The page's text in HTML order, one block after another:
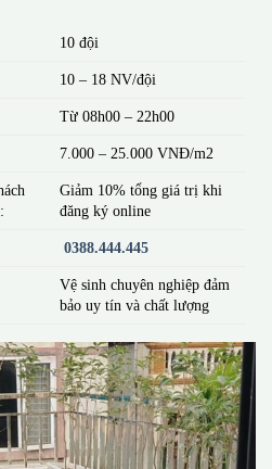
10 đội
10 – 18 NV/đội
Từ 08h00 – 22h00
7.000 – 25.000 VNĐ/m2
Giảm 10% tổng giá trị khi
đăng ký online
0388.444.445
Vệ sinh chuyên nghiệp đảm
bảo uy tín và chất lượng